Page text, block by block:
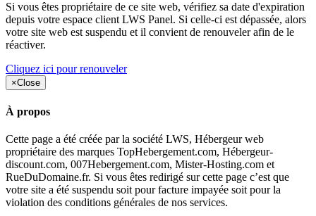
Si vous êtes propriétaire de ce site web, vérifiez sa date d'expiration
depuis votre espace client LWS Panel. Si celle-ci est dépassée, alors
votre site web est suspendu et il convient de renouveler afin de le
réactiver.
Cliquez ici pour renouveler
×Close
À propos
Cette page a été créée par la société LWS, Hébergeur web
propriétaire des marques TopHebergement.com, Hébergeur-
discount.com, 007Hebergement.com, Mister-Hosting.com et
RueDuDomaine.fr. Si vous êtes redirigé sur cette page c’est que
votre site a été suspendu soit pour facture impayée soit pour la
violation des conditions générales de nos services.